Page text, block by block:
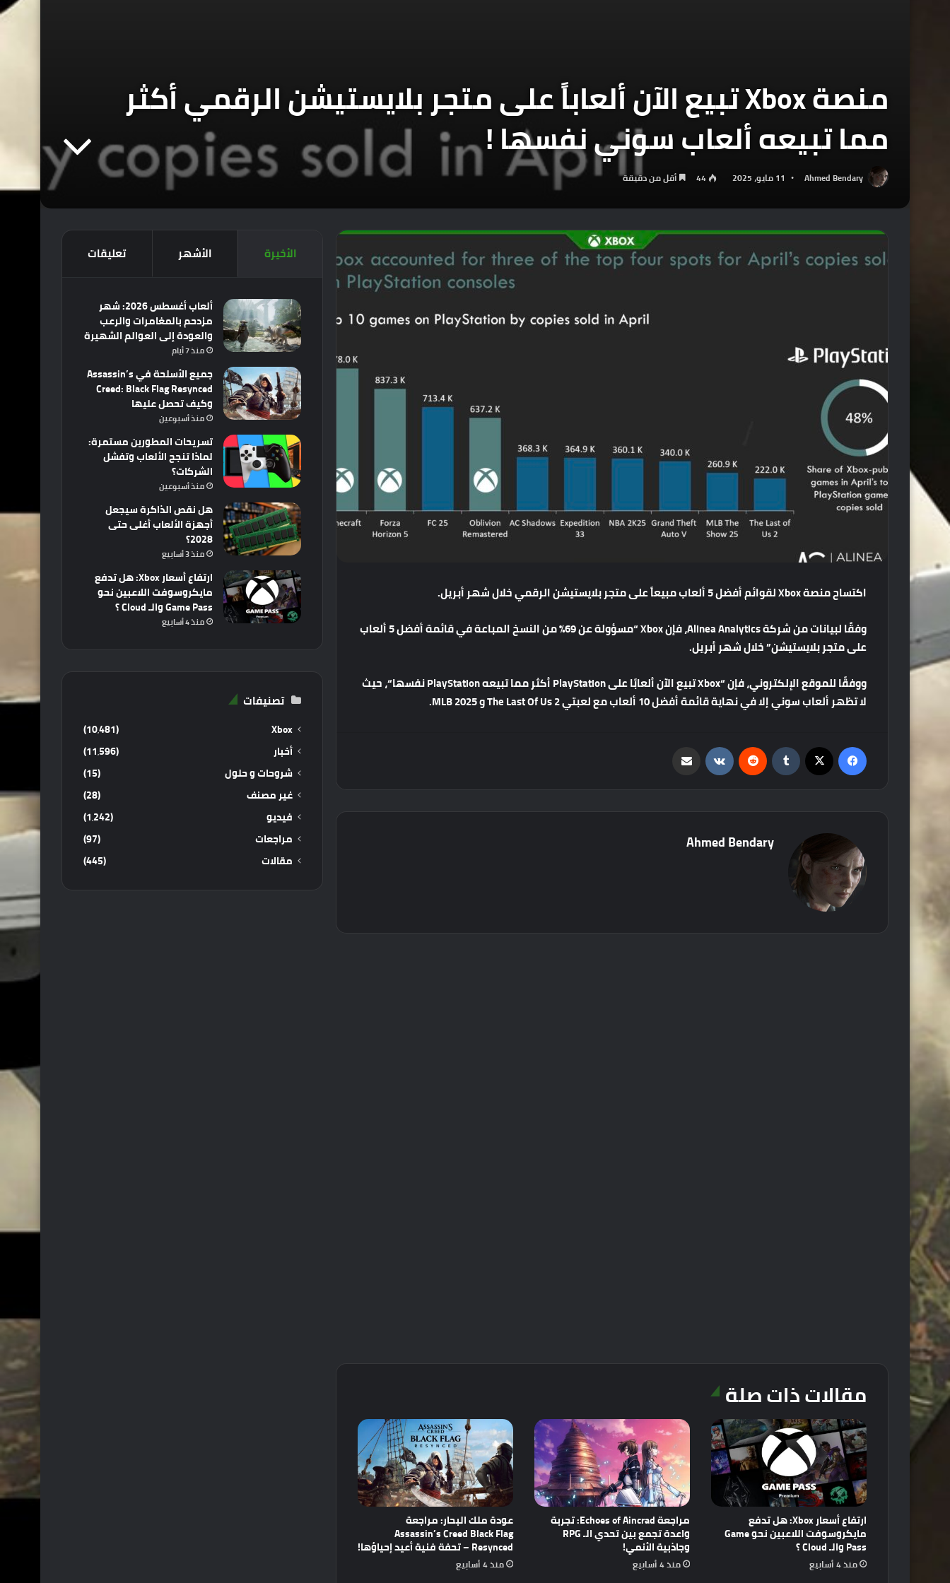
منصة Xbox تبيع الآن ألعاباً على متجر بلايستيشن الرقمي أكثر
مما تبيعه ألعاب سوني نفسها !
Ahmed Bendary 11 مايو، 2025 44 أقل من دقيقة
اكتساحمنصة لقوائمأفضل ألعابمبيعاًعلىمتجربلايستيشنالرقميخلالشهرأبريل.
وفقًالبياناتمنشركة ،فإن مسؤولةعن منالنسخالمباعةفيقائمةأفضل ألعاب
علىمتجربلايستيشن”خلالشهرأبريل.
ووفقًاللموقعالإلكتروني،فإن“Xbox تبيعالآنألعابًاعلى أكثرمماتبيعه نفسها“،حيث
لاتظهرألعابسونيإلافينهايةقائمةأفضل ألعابمعلعبتي و
Ahmed Bendary
مقالات ذات صلة
ارتفاع أسعار Xbox: هل تدفع
مايكروسوفت اللاعبين نحو Game
Pass والـ Cloud ؟
منذ 4 أسابيع
مراجعة Echoes of Aincrad: تجربة
واعدة تجمع بين تحدي الـ RPG
وجاذبية الأنمي!
منذ 4 أسابيع
عودة ملك البحار: مراجعة
Assassin’s Creed Black Flag
Resynced – تحفة فنية أعيد إحياؤها!
منذ 4 أسابيع
الأخيرة الأشهر تعليقات
ألعاب أغسطس 2026: شهر
مزدحم بالمغامرات والرعب
والعودة إلى العوالم الشهيرة
منذ 7 أيام
جميع الأسلحة في Assassin’s
Creed: Black Flag Resynced
وكيف تحصل عليها
منذ أسبوعين
تسريحات المطورين مستمرة:
لماذا تنجح الألعاب وتفشل
الشركات؟
منذ أسبوعين
هل نقص الذاكرة سيجعل
أجهزة الألعاب أغلى حتى
2028؟
منذ 3 أسابيع
ارتفاع أسعار Xbox: هل تدفع
مايكروسوفت اللاعبين نحو
Game Pass والـ Cloud ؟
منذ 4 أسابيع
تصنيفات
Xbox
(10٬481)
أخبار
(11٬596)
شروحات و حلول
(15)
غير مصنف
(28)
فيديو
(1٬242)
مراجعات
(97)
مقالات
(445)